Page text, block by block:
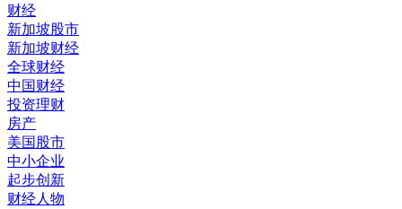
财经
新加坡股市
新加坡财经
全球财经
中国财经
投资理财
房产
美国股市
中小企业
起步创新
财经人物